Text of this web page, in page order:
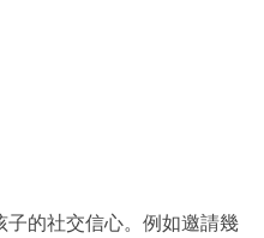
的社交信心。例如邀請幾